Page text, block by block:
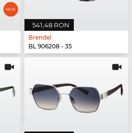
541,48 RON
Brendel
BL 906208 - 35